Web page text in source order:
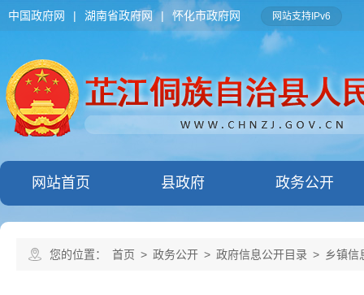
中国政府网 | 湖南省政府网 | 怀化市政府网 网站支持IPv6
网站首页 县政府 政务公开
您的位置： 首页 > 政务公开 > 政府信息公开目录 > 乡镇信